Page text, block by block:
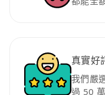
真實好
我們嚴
過 50